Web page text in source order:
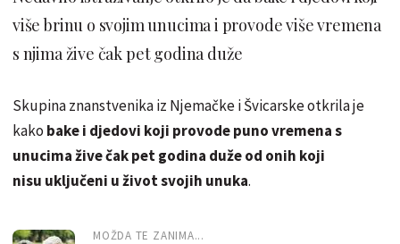
više brinu o svojim unucima i provode više vremena
s njima žive čak pet godina duže
Skupina znanstvenika iz Njemačke i Švicarske otkrila je
kako bake i djedovi koji provode puno vremena s
unucima žive čak pet godina duže od onih koji
nisu uključeni u život svojih unuka.
MOŽDA TE ZANIMA...